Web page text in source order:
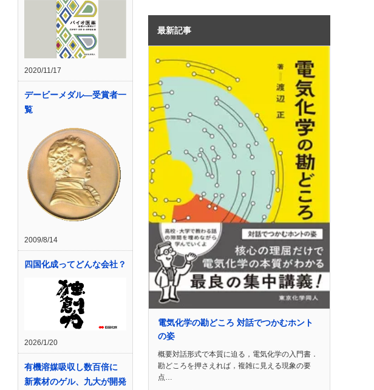
2020/11/17
デービーメダル―受賞者一
覧
2009/8/14
四国化成ってどんな会社？
2026/1/20
有機溶媒吸収し数百倍に
新素材のゲル、九大が開発
最新記事
電気化学の勘どころ 対話でつかむホント
の姿
概要対話形式で本質に迫る，電気化学の入門書．
勘どころを押さえれば，複雑に見える現象の要
点…